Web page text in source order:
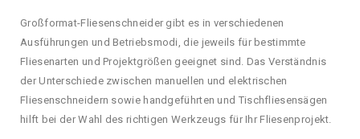
Großformat-Fliesenschneider gibt es in verschiedenen
Ausführungen und Betriebsmodi, die jeweils für bestimmte
Fliesenarten und Projektgrößen geeignet sind. Das Verständnis
der Unterschiede zwischen manuellen und elektrischen
Fliesenschneidern sowie handgeführten und Tischfliesensägen
hilft bei der Wahl des richtigen Werkzeugs für Ihr Fliesenprojekt.